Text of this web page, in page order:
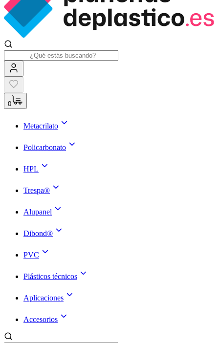
0
Metacrilato
Policarbonato
HPL
Trespa®
Alupanel
Dibond®
PVC
Plásticos técnicos
Aplicaciones
Accesorios